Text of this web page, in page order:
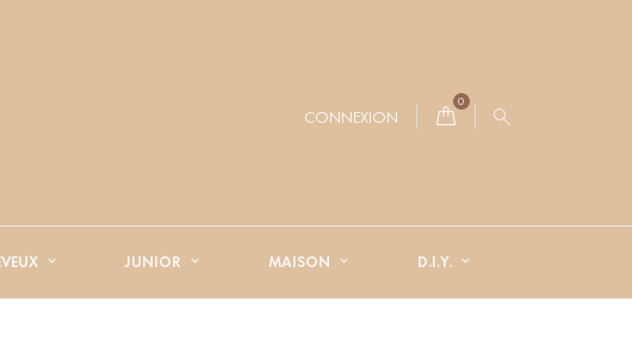
CONNEXION
0
JUNIOR MAISON D.I.Y.